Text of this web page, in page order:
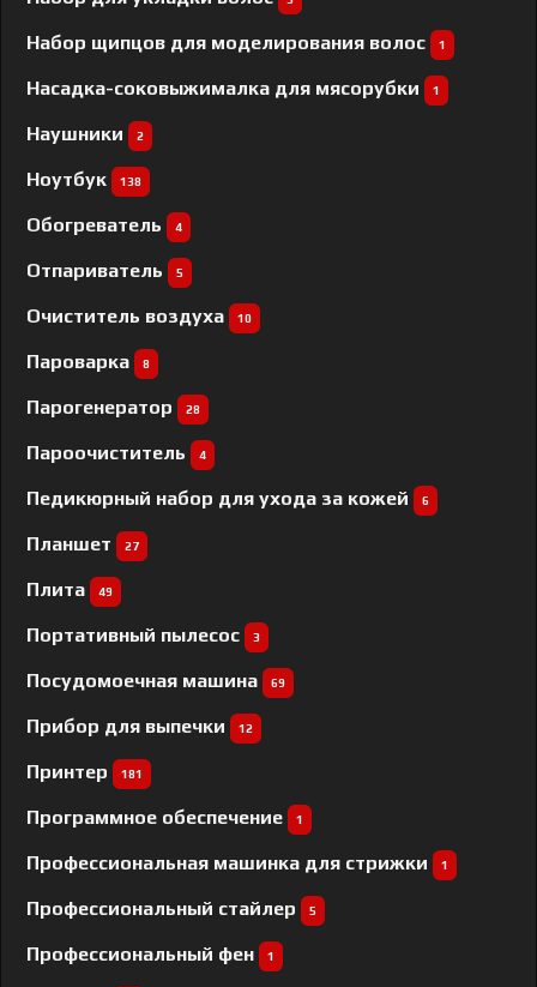
Набор щипцов для моделирования волос 1
Насадка-соковыжималка для мясорубки 1
Наушники 2
Ноутбук 138
Обогреватель 4
Отпариватель 5
Очиститель воздуха 10
Пароварка 8
Парогенератор 28
Пароочиститель 4
Педикюрный набор для ухода за кожей 6
Планшет 27
Плита 49
Портативный пылесос 3
Посудомоечная машина 69
Прибор для выпечки 12
Принтер 181
Программное обеспечение 1
Профессиональная машинка для стрижки 1
Профессиональный cтайлер 5
Профессиональный фен 1